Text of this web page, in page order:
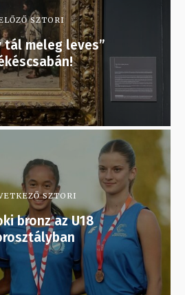
SZTORI
tál meleg leves”
SZTORI
bronz az U18